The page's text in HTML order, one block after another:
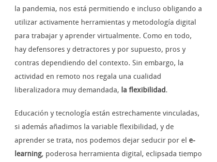
la pandemia, nos está permitiendo e incluso obligando a
utilizar activamente herramientas y metodología digital
para trabajar y aprender virtualmente. Como en todo,
hay defensores y detractores y por supuesto, pros y
contras dependiendo del contexto. Sin embargo, la
actividad en remoto nos regala una cualidad
liberalizadora muy demandada, la flexibilidad.
Educación y tecnología están estrechamente vinculadas,
si además añadimos la variable flexibilidad, y de
aprender se trata, nos podemos dejar seducir por el e-
learning, poderosa herramienta digital, eclipsada tiempo